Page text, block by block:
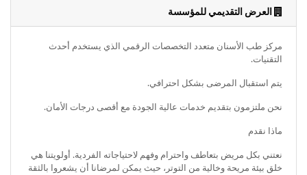
العرض التقديمي للمؤسسة
مركز طب الأسنان متعدد التخصصات الرقمي الذي يستخدم أحدث
التقنيات.
يتم استقبال المرضى بشكل احترافي.
نحن ملتزمون بتقديم خدمات عالية الجودة مع أقصى درجات الأمان.
ماذا نقدم
نعتني بكل مريض بتعاطف واحترام وفهم لاحتياجاته الفردية. أولويتنا هي
خلق بيئة مريحة وخالية من التوتر، حيث يمكن لمرضانا أن يشعروا بالثقة
و
وافقت
شروط
وأحكام
،
في
ذلك
الخاصة
بحماية